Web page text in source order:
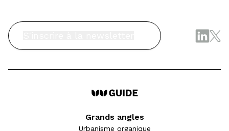
Grands angles
Urbanisme organique